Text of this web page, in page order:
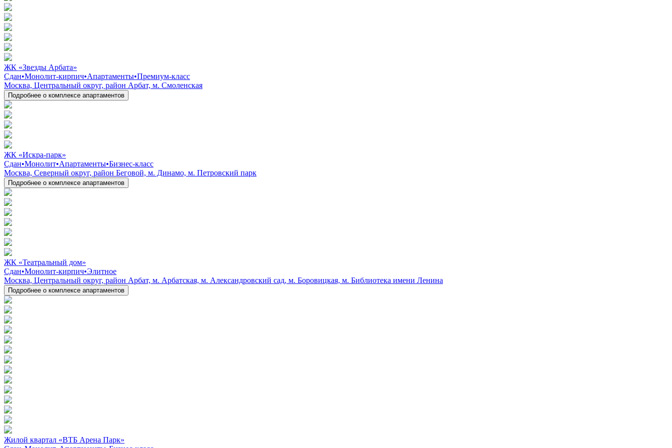
ЖК «Звезды Арбата»
Сдан•Монолит-кирпич•Апартаменты•Премиум-класс
Москва, Центральный округ, район Арбат, м. Смоленская
Подробнее о комплексе апартаментов
ЖК «Искра-парк»
Сдан•Монолит•Апартаменты•Бизнес-класс
Москва, Северный округ, район Беговой, м. Динамо, м. Петровский парк
Подробнее о комплексе апартаментов
ЖК «Театральный дом»
Сдан•Монолит-кирпич•Элитное
Москва, Центральный округ, район Арбат, м. Арбатская, м. Александровский сад, м. Боровицкая, м. Библиотека имени Ленина
Подробнее о комплексе апартаментов
Жилой квартал «ВТБ Арена Парк»